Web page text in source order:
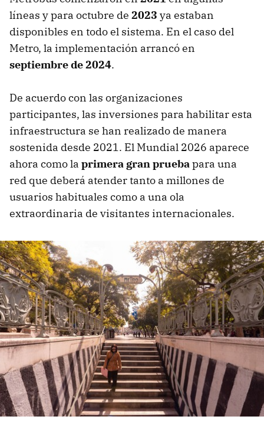
líneas y para octubre de 2023 ya estaban
disponibles en todo el sistema. En el caso del
Metro, la implementación arrancó en
septiembre de 2024.
De acuerdo con las organizaciones
participantes, las inversiones para habilitar esta
infraestructura se han realizado de manera
sostenida desde 2021. El Mundial 2026 aparece
ahora como la primera gran pruebapara una
red que deberá atender tanto a millones de
usuarios habituales como a una ola
extraordinaria de visitantes internacionales.